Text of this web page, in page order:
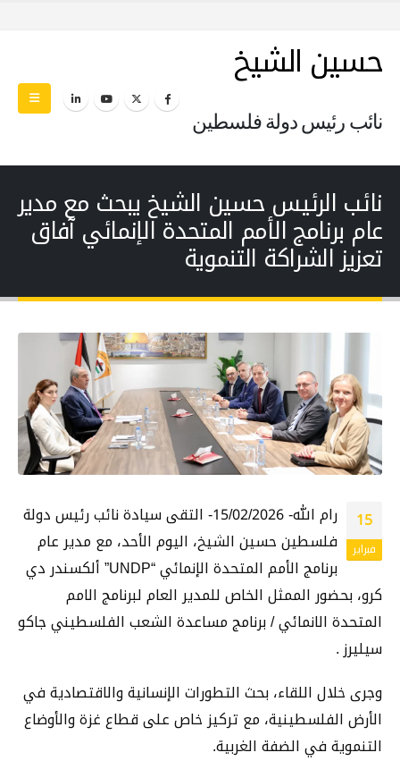
حسين الشيخ
نائب رئيس دولة فلسطين
نائب الرئيس حسين الشيخ يبحث مع مدير
عام برنامج الأمم المتحدة الإنمائي آفاق
تعزيز الشراكة التنموية
15
فبراير
رام الله- 15/02/2026- التقى سيادة نائب رئيس دولة
فلسطين حسين الشيخ، اليوم الأحد، مع مدير عام
برنامج الأمم المتحدة الإنمائي “UNDP” ألكسندر دي
كرو، بحضور الممثل الخاص للمدير العام لبرنامج الامم
المتحدة الانمائي / برنامج مساعدة الشعب الفلسطيني جاكو
سيليرز .
وجرى خلال اللقاء، بحث التطورات الإنسانية والاقتصادية في
الأرض الفلسطينية، مع تركيز خاص على قطاع غزة والأوضاع
التنموية في الضفة الغربية.